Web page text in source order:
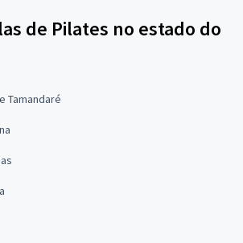
de Pilates no estado do
Tamandaré